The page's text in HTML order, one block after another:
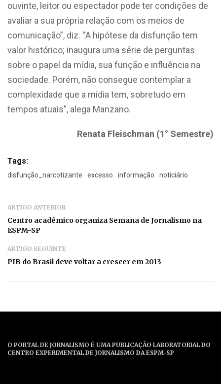
ouvinte, leitor ou espectador pode ter condições de
avaliar a sua própria relação com os meios de
comunicação”, diz. “A hipótese da disfunção tem
valor histórico; inaugura uma série de perguntas
sobre o papel da mídia, sua função e influência na
sociedade. Porém, não consegue contemplar a
complexidade que a mídia tem, sobretudo em
tempos atuais”, alega Manzano.
Renata Fleischman (1° Semestre)
Tags:
disfunção_narcotizante excesso informação noticiário
ARTIGO ANTERIOR
Centro acadêmico organiza Semana de Jornalismo na
ESPM-SP
ARTIGO SEGUINTE
PIB do Brasil deve voltar a crescer em 2013
O PORTAL DE JORNALISMO É UMA PUBLICAÇÃO LABORATORIAL DO
CENTRO EXPERIMENTAL DE JORNALISMO DA ESPM-SP